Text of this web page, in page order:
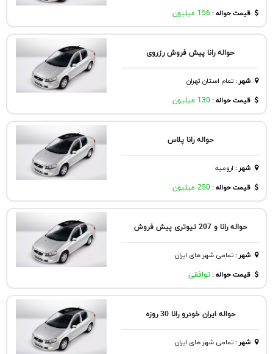
قیمت حواله :156 میلیون
حواله رانا پیش فروش رزروی
شهر:تمام استان تهران
قیمت حواله : 130 میلیون
حواله رانا پلاس
شهر: اروميه
قیمت حواله : 250 میلیون
حواله رانا و 207 تیوتری پیش فروش
شهر:تمامی شهر های ایران
قیمت حواله : توافقی
حواله ایران خودرو رانا 30 روزه
شهر:تمامی شهر های ایران